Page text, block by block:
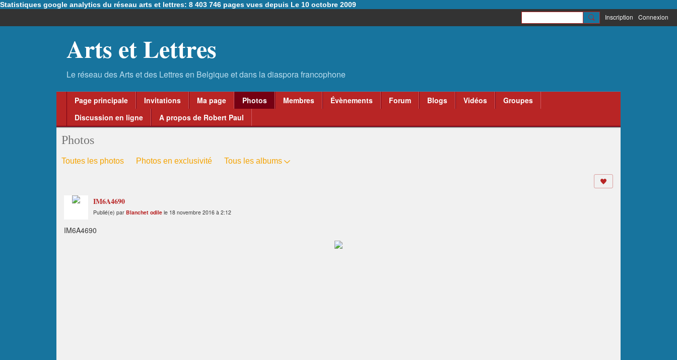
Statistiques google analytics du réseau arts et lettres: 8 403 746 pages vues depuis Le 10 octobre 2009
Inscription Connexion
Arts et Lettres
Page principale Invitations Ma page Photos Membres Évènements Forum Blogs Vidéos
Groupes
Discussion en ligne
A propos de Robert Paul
Photos
Toutes les photos Photos en exclusivité Tous les albums
IM6A4690
Publié(e) par Blanchet odile le 18 novembre 2016 à 2:12
IM6A4690